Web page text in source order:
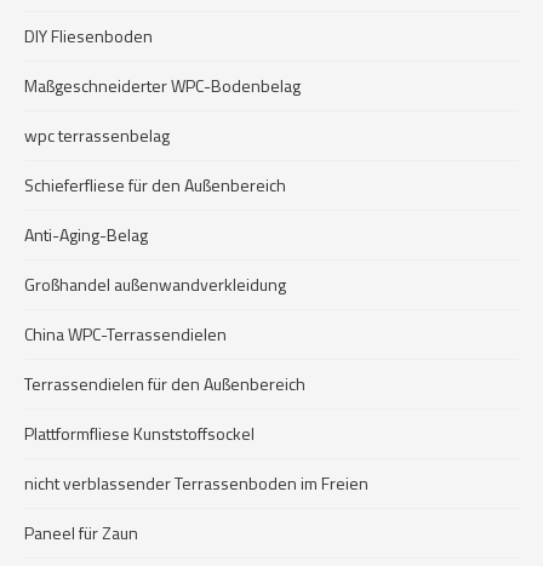
DIY Fliesenboden
Maßgeschneiderter WPC-Bodenbelag
wpc terrassenbelag
Schieferfliese für den Außenbereich
Anti-Aging-Belag
Großhandel außenwandverkleidung
China WPC-Terrassendielen
Terrassendielen für den Außenbereich
Plattformfliese Kunststoffsockel
nicht verblassender Terrassenboden im Freien
Paneel für Zaun